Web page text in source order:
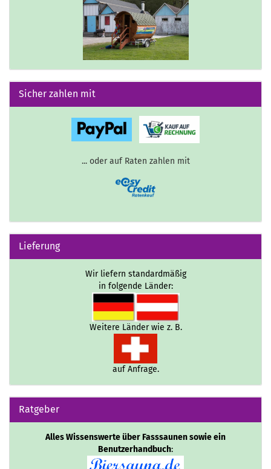
Sicher zahlen mit
... oder auf Raten zahlen mit
Lieferung
Wir liefern standardmäßig
in folgende Länder:
Weitere Länder wie z. B.
auf Anfrage.
Ratgeber
Alles Wissenswerte über Fasssaunen sowie ein
Benutzerhandbuch: